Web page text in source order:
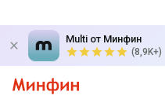
Multi от Минфин
(8,9K+)